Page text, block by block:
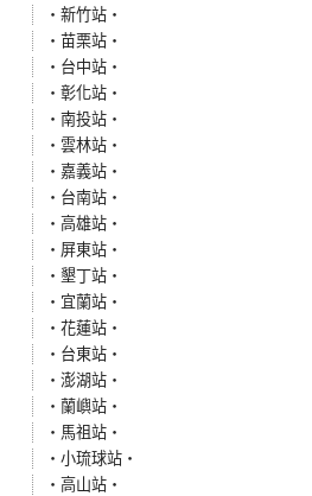
‧新竹站‧
‧苗栗站‧
‧台中站‧
‧彰化站‧
‧南投站‧
‧雲林站‧
‧嘉義站‧
‧台南站‧
‧高雄站‧
‧屏東站‧
‧墾丁站‧
‧宜蘭站‧
‧花蓮站‧
‧台東站‧
‧澎湖站‧
‧蘭嶼站‧
‧馬祖站‧
‧小琉球站‧
‧高山站‧